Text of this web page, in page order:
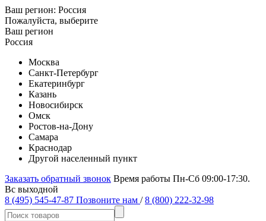
Ваш регион: Россия
Пожалуйста, выберите
Ваш регион
Россия
Москва
Санкт-Петербург
Екатеринбург
Казань
Новосибирск
Омск
Ростов-на-Дону
Самара
Краснодар
Другой населенный пункт
Заказать обратный звонок Время работы Пн-Сб 09:00-17:30.
Вс выходной
8 (495) 545-47-87 Позвоните нам / 8 (800) 222-32-98